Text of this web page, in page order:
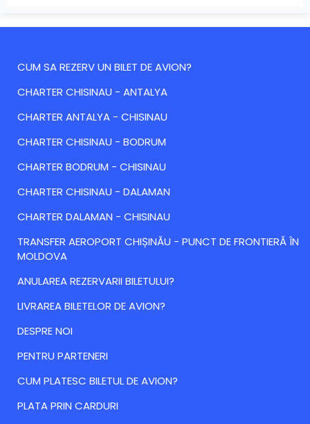
CUM SA REZERV UN BILET DE AVION?
CHARTER CHISINAU - ANTALYA
CHARTER ANTALYA - CHISINAU
CHARTER CHISINAU - BODRUM
CHARTER BODRUM - CHISINAU
CHARTER CHISINAU - DALAMAN
CHARTER DALAMAN - CHISINAU
TRANSFER AEROPORT CHIȘINĂU - PUNCT DE FRONTIERĂ ÎN
MOLDOVA
ANULAREA REZERVARII BILETULUI?
LIVRAREA BILETELOR DE AVION?
DESPRE NOI
PENTRU PARTENERI
CUM PLATESC BILETUL DE AVION?
PLATA PRIN CARDURI